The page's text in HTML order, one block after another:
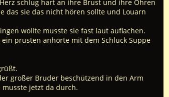
schlug hart an ihre Brust und ihre Ohren
das sie das nicht hören sollte und Louarn
wollte musste sie fast laut auflachen.
prusten anhörte mit dem Schluck Suppe
großer Bruder beschützend in den Arm
jetzt da durch.